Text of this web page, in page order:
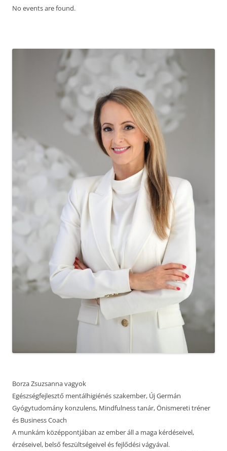
No events are found.
Borza Zsuzsanna vagyok
Egészségfejlesztő mentálhigiénés szakember, Új Germán
Gyógytudomány konzulens, Mindfulness tanár, Önismereti tréner
és Business Coach
A munkám középpontjában az ember áll a maga kérdéseivel,
érzéseivel, belső feszültségeivel és fejlődési vágyával.